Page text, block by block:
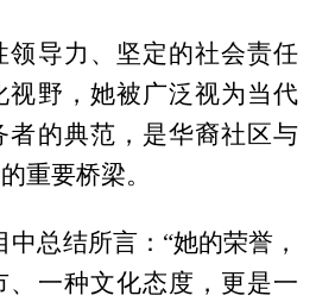
领导力、坚定的社会责任
视野，她被广泛视为当代
者的典范，是华裔社区与
重要桥梁。
中总结所言：“她的荣誉，
、一种文化态度，更是一